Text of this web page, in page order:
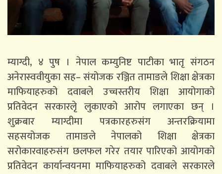
म्याग्दी, ४ पुष । नेपाल कम्युनिष्ट पाटीका भातृ संगठन
अनेरास्ववीयुका सह– संयोजक रञ्जित तामाङले शिक्षा क्षेत्रका
माफियाहरुको दवाबले उच्चस्तरीय शिक्षा आयोगाको
प्रतिवेदन सरकारलेृ लुकाएको आरोप लगाएका छन् ।
शुक्रबार म्याग्दीमा पत्रकारहरुसंग अन्तरक्रियामा
सहसयोजक तामाङले नेपालको शिक्षा क्षेत्रका
सरोकारवाहरुसंग छलफल गरेर तयार पारिएको आयोगको
प्रतिवेदन कार्यान्वयनमा माफियाहरुको दवाबले सरकारले